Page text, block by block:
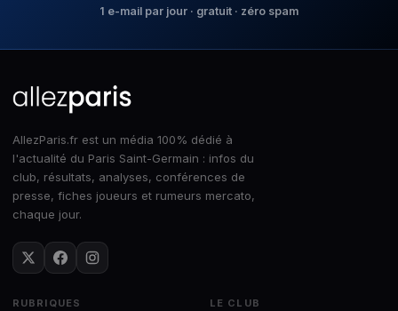
1 e-mail par jour · gratuit · zéro spam
AllezParis.fr est un média 100% dédié à
l'actualité du Paris Saint-Germain : infos du
club, résultats, analyses, conférences de
presse, fiches joueurs et rumeurs mercato,
chaque jour.
RUBRIQUES LE CLUB